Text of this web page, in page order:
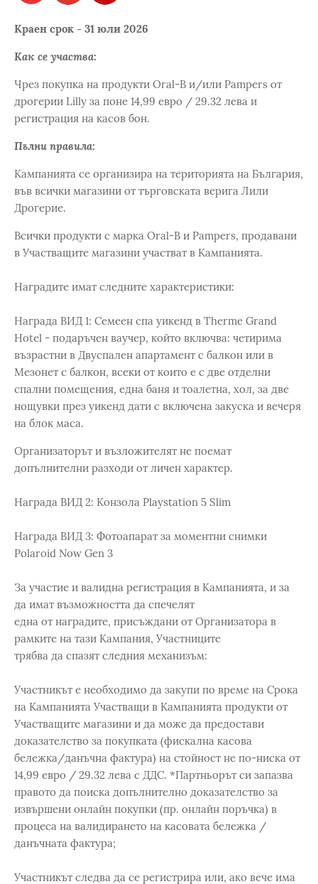
Краен срок - 31 юли 2026
Как се участва:
Чрез покупка на продукти Oral-B и/или Pampers от
дрогерии Lilly за поне 14,99 евро / 29.32 лева и
регистрация на касов бон.
Пълни правила:
Кампанията се организира на територията на България,
във всички магазини от търговската верига Лили
Дрогерие.
Всички продукти с марка Oral-B и Pampers, продавани
в Участващите магазини участват в Кампанията.
Наградите имат следните характеристики:
Награда ВИД 1: Семеен спа уикенд в Therme Grand
Hotel - подаръчен ваучер, който включва: четирима
възрастни в Двуспален апартамент с балкон или в
Мезонет с балкон, всеки от които е с две отделни
спални помещения, една баня и тоалетна, хол, за две
нощувки през уикенд дати с включена закуска и вечеря
на блок маса.
Организаторът и възложителят не поемат
допълнителни разходи от личен характер.
Награда ВИД 2: Конзола Playstation 5 Slim
Награда ВИД 3: Фотоапарат за моментни снимки
Polaroid Now Gen 3
За участие и валидна регистрация в Кампанията, и за
да имат възможността да спечелят
една от наградите, присъждани от Организатора в
рамките на тази Кампания, Участниците
трябва да спазят следния механизъм:
Участникът е необходимо да закупи по време на Срока
на Кампанията Участващи в Кампанията продукти от
Участващите магазини и да може да предостави
доказателство за покупката (фискална касова
бележка/данъчна фактура) на стойност не по-ниска от
14,99 евро / 29.32 лева с ДДС. *Партньорът си запазва
правото да поиска допълнително доказателство за
извършени онлайн покупки (пр. онлайн поръчка) в
процеса на валидирането на касовата бележка /
данъчната фактура;
Участникът следва да се регистрира или, ако вече има